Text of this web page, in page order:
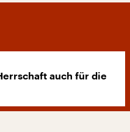
auch für die